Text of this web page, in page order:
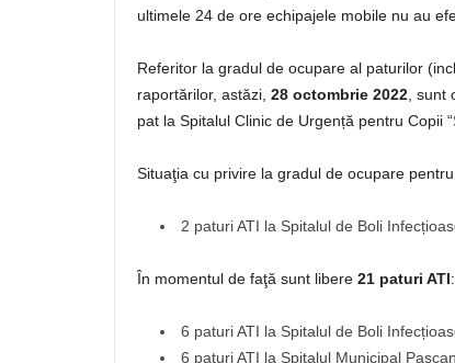
ultimele 24 de ore echipajele mobile nu au
Referitor la gradul de ocupare al paturilor
raportărilor, astăzi, 28 octombrie 2022 , sunt
pat la Spitalul Clinic de Urgență pentru Copii
Situaţia cu privire la gradul de ocupare pentru
2 paturi ATI la Spitalul de Boli
În momentul de faţă sunt libere 21 paturi ATI:
6 paturi ATI la Spitalul de Boli
6 paturi ATI la Spitalul Municipal